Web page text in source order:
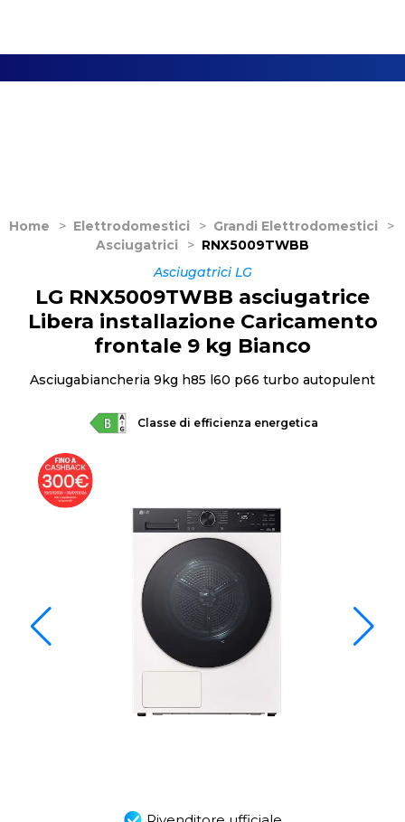
Home > Elettrodomestici > Grandi Elettrodomestici
>
Asciugatrici
> RNX5009TWBB
Asciugatrici LG
Classe di efficienza energetica
LG RNX5009TWBB asciugatrice
Libera installazione Caricamento
frontale 9 kg Bianco
Asciugabiancheria 9kg h85 l60 p66 turbo autopulent